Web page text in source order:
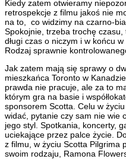
Kiedy zatem otwieramy
retrospekcje z filmu jakoś nie
na to, co widzimy na czarno-
Spokojnie, trzeba trochę czasu,
długi czas o niczym i w końcu
Rodzaj sprawnie
Jak zatem mają się sprawy o
mieszkańca Toronto w
prawda nie pracuje, ale za to
którym gra na basie i
sponsorem Scotta. Celu w
widać, pytanie czy sam nie wie
jego styl. Spotkania, koncerty,
uciekające przez palce życie.
z filmu, w życiu Scotta Pilgrima
swoim rodzaju, Ramona